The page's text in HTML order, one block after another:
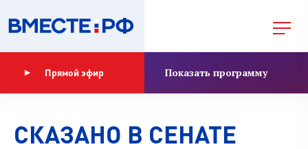
Прямой эфир Показать программу
СКАЗАНО В СЕНАТЕ